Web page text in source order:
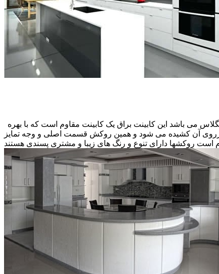
می باشد این کابینت براق یک کابینت مقاوم است که با بهره
آن کشیده می شود و همین روکش قسمت اصلی و وجه تمایز
روکشها دارای تنوع و رنگ های زیبا و مشتری پسندی هستند